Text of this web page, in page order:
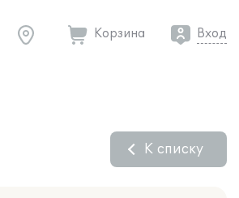
Корзина Вход
К списку